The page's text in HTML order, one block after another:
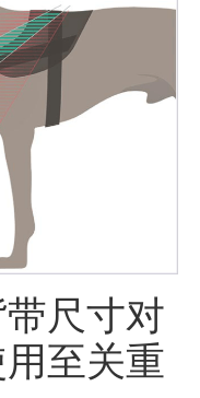
尺寸对
至关重